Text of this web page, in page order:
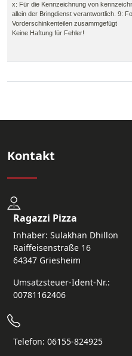
x: Für die Kennzeichnung von
allein der Bringdienst verantwortlich. 9:
Vorderschinkenteilen zusammgefügt
Keine Haftung für Fehler!
Kontakt
Ragazzi Pizza
Inhaber: Sulakhan Dhillon
Raiffeisenstraße 16
64347 Griesheim
Umsatzsteuer-Ident-Nr.:
00781162406
Telefon: 06155-824925